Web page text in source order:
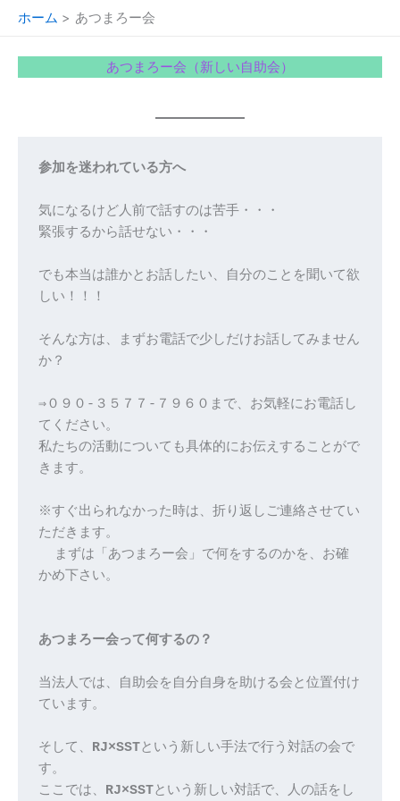
ホーム あつまろー会
あつまろー会（新しい自助会）
参加を迷われている方へ
気になるけど人前で話すのは苦手・・・
緊張するから話せない・・・
でも本当は誰かとお話したい、自分のことを聞いて欲
しい！！！
そんな方は、まずお電話で少しだけお話してみません
か？
⇒０９０-３５７７-７９６０まで、お気軽にお電話し
てください。
私たちの活動についても具体的にお伝えすることがで
きます。
※すぐ出られな‬かった時は、折り返しご連絡させてい
ただきます。‬
‭  まずは「あつまろー会」で何をするのかを、お確
かめ下さい。‬
あつまろー会って何するの？
当法人では、自助会を自分自身を助ける会と位置付け
ています。
そして、 RJ×SSTという新しい手法で行う対話の会で
す。
ここでは、 RJ×SSTという新しい対話で、人の話をし